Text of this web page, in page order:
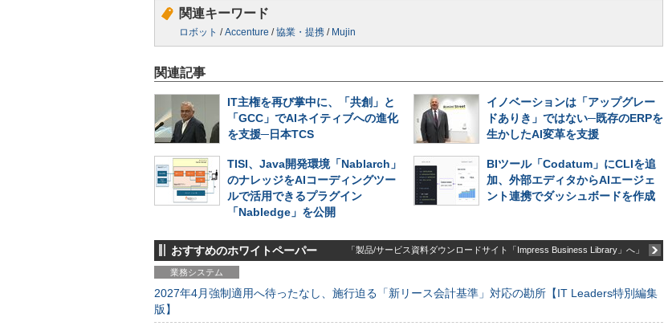
関連キーワード
ロボット /Accenture /協業・提携 / Mujin
関連記事
IT主権を再び掌中に、「共創」と
「GCC」でAIネイティブへの進化
を支援─日本TCS
イノベーションは「アップグレー
ドありき」ではない─既存のERPを
生かしたAI変革を支援
TISI、Java開発環境「Nablarch」
のナレッジをAIコーディングツー
ルで活用できるプラグイン
「Nabledge」を公開
BIツール「Codatum」にCLIを追
加、外部エディタからAIエージェ
ント連携でダッシュボードを作成
おすすめのホワイトペーパー 「製品/サービス資料ダウンロードサイト「Impress Business Library」へ」
業務システム
2027年4月強制適用へ待ったなし、施行迫る「新リース会計基準」対応の勘所【IT Leaders特別編集
版】